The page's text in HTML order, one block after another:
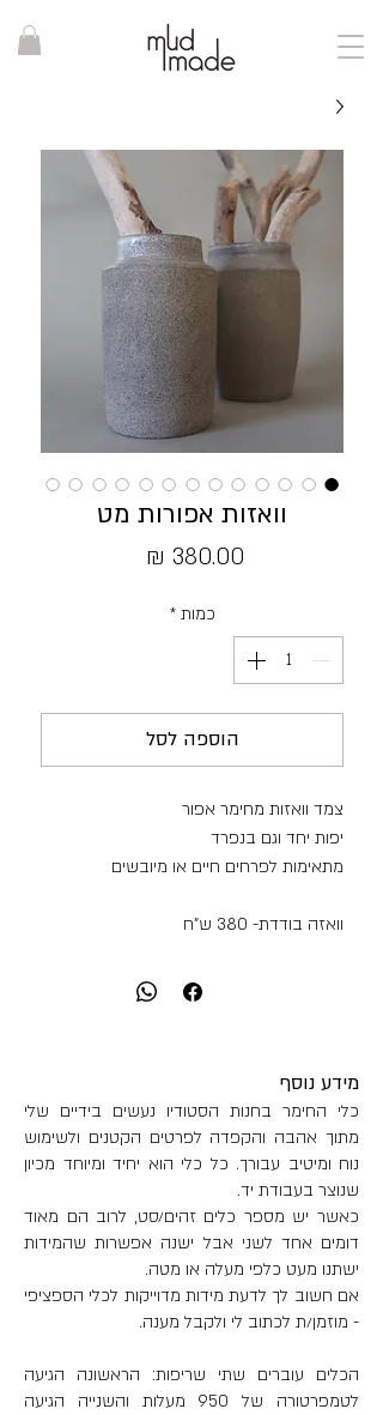
וואזות אפורות מט
כמות *
הוספה לסל
צמד וואזות מחימר אפור
יפות יחד וגם בנפרד
מתאימות לפרחים חיים או מיובשים
וואזה בודדת- 380 ש"ח
היקף כלי: 26 ס"מ
משקל: 440 גר'
מידות וואזה גדולה יותר:
גובה: 14 ס"מ
קוטר:7 ס"מ
היקף כלי: 30 ס"מ
כמות הכלת מים: 550 מ"ל
מידע נוסף
כלי החימר בחנות הסטודיו נעשים בידיים שלי
מתוך אהבה והקפדה לפרטים הקטנים ולשימוש
נוח ומיטיב עבורך. כל כלי הוא יחיד ומיוחד מכיון
שנוצר בעבודת יד.
כאשר יש מספר כלים זהים/סט, לרוב הם מאוד
דומים אחד לשני אבל ישנה אפשרות שהמידות
ישתנו מעט כלפי מעלה או מטה.
אם חשוב לך לדעת מידות מדוייקות לכלי הספציפי
- מוזמן/ת לכתוב לי ולקבל מענה.
הכלים עוברים שתי שריפות: הראשונה הגיעה
לטמפרטורה של 950 מעלות והשנייה הגיעה